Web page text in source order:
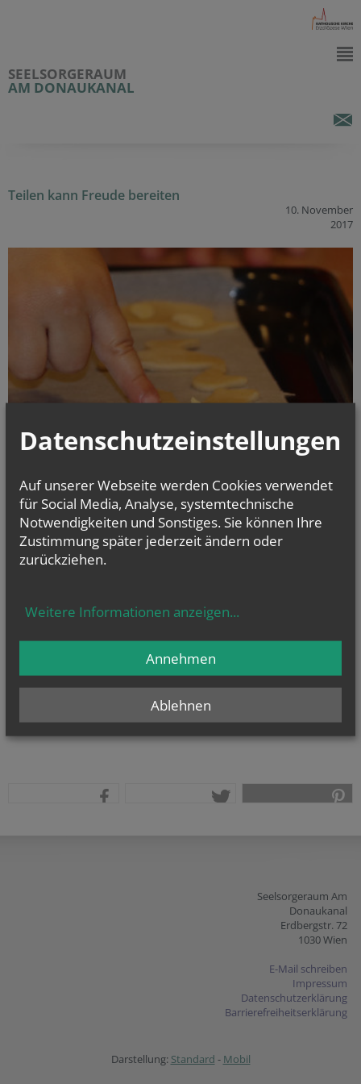
SEELSORGERAUM
AM DONAUKANAL
Teilen kann Freude bereiten
10. November
2017
Die Zwergerl-Jungschar in Neuerdberg versammelte sich um eine
Kamishibai-Bühne. Die Geschichte vom Heiligen Martin wurde ihnen mit
den Erzähltheaterkarten näher gebracht. Begeistert standen manche
um die Bühne und konnten das gemeinsame Keks backen kaum
mehr
Seelsorgeraum Am
Donaukanal
Erdbergstr. 72
1030 Wien
E-Mail schreiben
Impressum
Datenschutzerklärung
Barrierefreiheitserklärung
Darstellung: Standard - Mobil
Datenschutzeinstellungen
Auf unserer Webseite werden Cookies verwendet
für Social Media, Analyse, systemtechnische
Notwendigkeiten und Sonstiges. Sie können Ihre
Zustimmung später jederzeit ändern oder
zurückziehen.
Weitere Informationen anzeigen...
Ablehnen
Annehmen